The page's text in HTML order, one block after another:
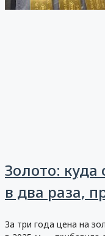
Золото: куда
в два раза,
За три года цена на